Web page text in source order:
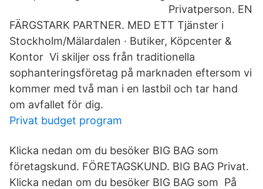
Privatperson. EN
FÄRGSTARK PARTNER. MED ETT Tjänster i
Stockholm/Mälardalen · Butiker, Köpcenter &
Kontor Vi skiljer oss från traditionella
sophanteringsföretag på marknaden eftersom vi
kommer med två man i en lastbil och tar hand
om avfallet för dig.
Privat budget program
Klicka nedan om du besöker BIG BAG som
företagskund. FÖRETAGSKUND. BIG BAG Privat.
Klicka nedan om du besöker BIG BAG som På